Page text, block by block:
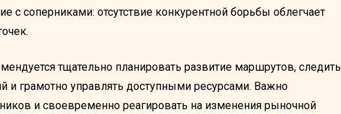
с соперниками: отсутствие конкурентной борьбы облегчает
тщательно планировать развитие маршрутов, следить
и грамотно управлять доступными ресурсами. Важно
и своевременно реагировать на изменения рыночной